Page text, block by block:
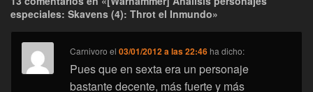
especiales: Skavens (4): Throt el Inmundo»
Carnivoro el03/01/2012 a las 22:46 ha dicho:
Pues que en sexta era un personaje
bastante decente, más fuerte y más